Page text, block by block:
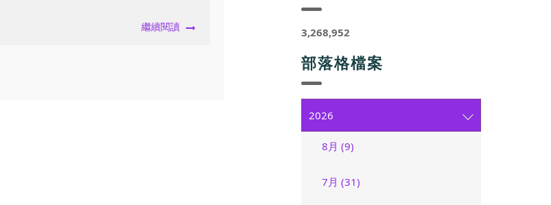
繼續閱讀
3,268,952
部落格檔案
2026
8月 (9)
7月 (31)